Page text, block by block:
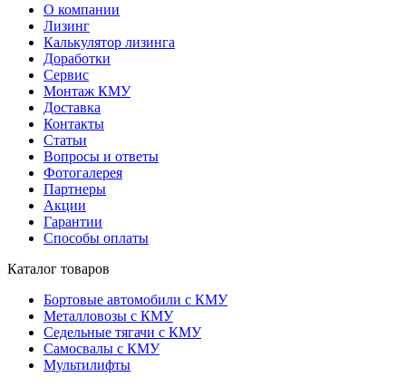
О компании
Лизинг
Калькулятор лизинга
Доработки
Сервис
Монтаж КМУ
Доставка
Контакты
Cтатьи
Вопросы и ответы
Фотогалерея
Партнеры
Акции
Гарантии
Способы оплаты
Каталог товаров
Бортовые автомобили с КМУ
Металловозы с КМУ
Седельные тягачи с КМУ
Самосвалы с КМУ
Мультилифты